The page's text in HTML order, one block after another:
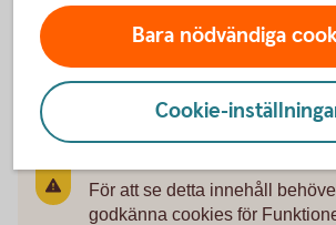
dem i sökfunktionen här nedan.
Lista med Swedbanks faktablad
För att se detta innehåll
godkänna cookies för
Bara nödvändiga
Cookie-